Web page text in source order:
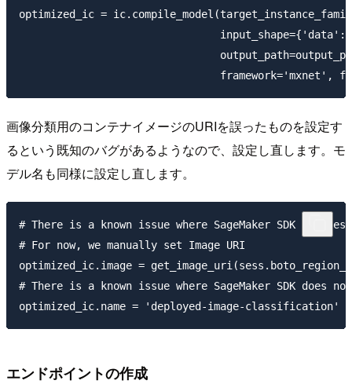
optimized_ic =
画像分類用のコンテナイメージのURIを誤ったものを設定す
るという既知のバグがあるようなので、設定し直します。モ
デル名も同様に設定し直します。
# There is a known issue where SageMaker SDK
# For now, we manually set Image URI
optimized_ic.image =
# There is a known issue where SageMaker SDK does
エンドポイントの作成